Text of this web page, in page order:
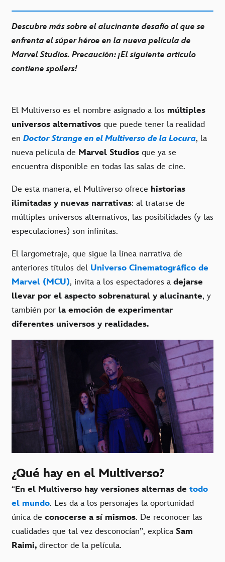
Descubre más sobre el alucinante desafío al que se
enfrenta el súper héroe en la nueva película de
Marvel Studios. Precaución: ¡El siguiente artículo
contiene spoilers!
El Multiverso es el nombre asignado a los múltiples
universos alternativos que puede tener la realidad
en Doctor Strange en el Multiverso de la Locura, la
nueva película de Marvel Studios que ya se
encuentra disponible en todas las salas de cine.
De esta manera, el Multiverso ofrece historias
ilimitadas y nuevas narrativas: al tratarse de
múltiples universos alternativos, las posibilidades (y las
especulaciones) son infinitas.
El largometraje, que sigue la línea narrativa de
anteriores títulos del Universo Cinematográfico de
Marvel (MCU), invita a los espectadores a dejarse
llevar por el aspecto sobrenatural y alucinante, y
también por la emoción de experimentar
diferentes universos y realidades.
¿Qué hay en el Multiverso?
“En el Multiverso hay versiones alternas de todo
el mundo. Les da a los personajes la oportunidad
única de conocerse a sí mismos. De reconocer las
cualidades que tal vez desconocían”, explica Sam
Raimi, director de la película.